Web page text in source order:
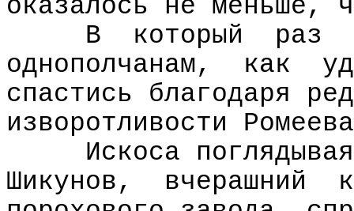
оказалось не меньше,
В
который
раз
однополчанам,
как
спастись благодаря
изворотливости
Искоса
Шикунов,
вчерашний